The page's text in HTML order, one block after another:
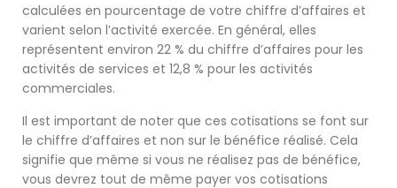
calculées en pourcentage de votre chiffre d’affaires et
varient selon l’activité exercée. En général, elles
représentent environ 22 % du chiffre d’affaires pour les
activités de services et 12,8 % pour les activités
commerciales.
Il est important de noter que ces cotisations se font sur
le chiffre d’affaires et non sur le bénéfice réalisé. Cela
signifie que même si vous ne réalisez pas de bénéfice,
vous devrez tout de même payer vos cotisations